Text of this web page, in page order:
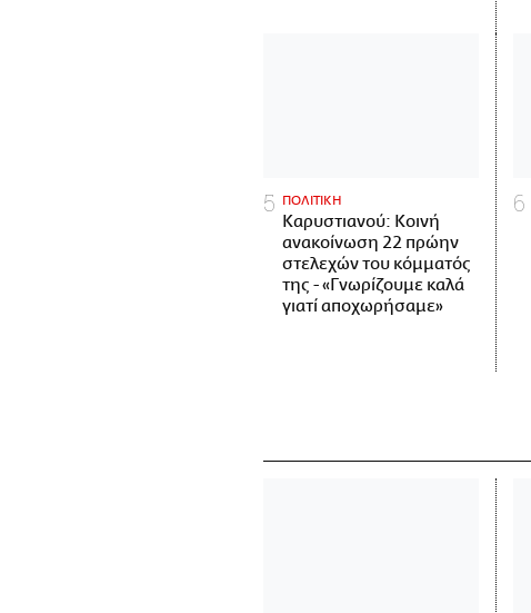
ΠΟΛΙΤΙΚΗ
Καρυστιανού: Κοινή
ανακοίνωση 22 πρώην
στελεχών του κόμματός
της - «Γνωρίζουμε καλά
γιατί αποχωρήσαμε»